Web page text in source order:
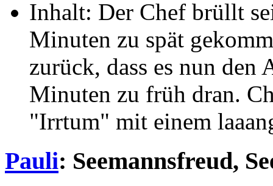
Inhalt: Der Chef brüllt
Minuten zu spät
zurück, dass es nun den
Minuten zu früh dran.
"Irrtum" mit einem
Pauli: Seemannsfreud,